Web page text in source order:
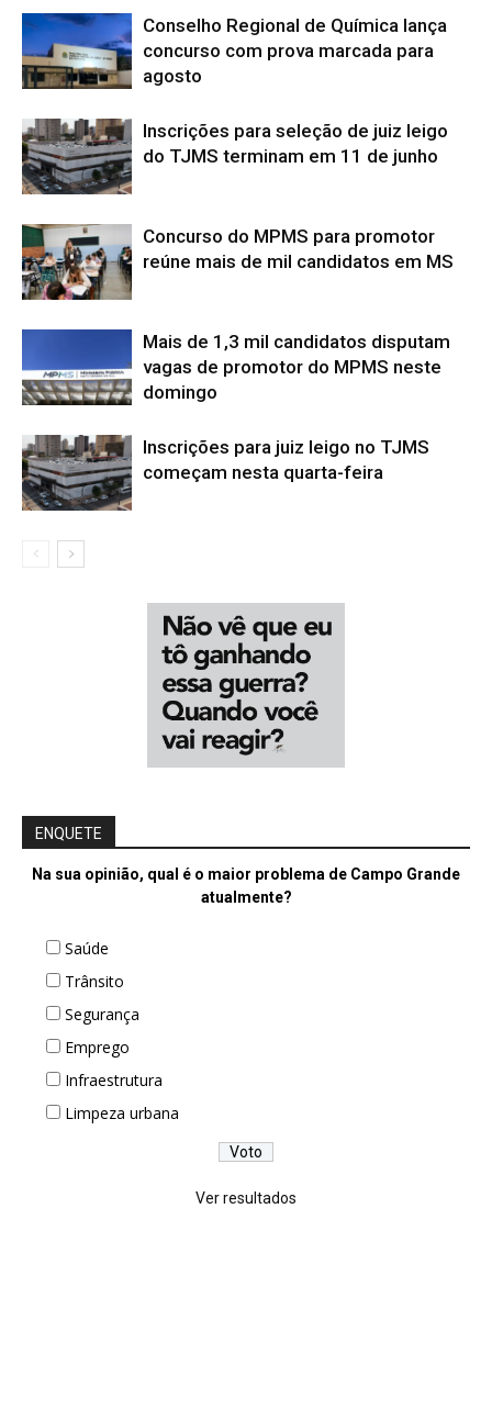
Conselho Regional de Química lança
concurso com prova marcada para
agosto
Inscrições para seleção de juiz leigo
do TJMS terminam em 11 de junho
Concurso do MPMS para promotor
reúne mais de mil candidatos em MS
Mais de 1,3 mil candidatos disputam
vagas de promotor do MPMS neste
domingo
Inscrições para juiz leigo no TJMS
começam nesta quarta-feira
ENQUETE
Na sua opinião, qual é o maior problema de Campo Grande
atualmente?
Saúde
Trânsito
Segurança
Emprego
Infraestrutura
Limpeza urbana
Ver resultados